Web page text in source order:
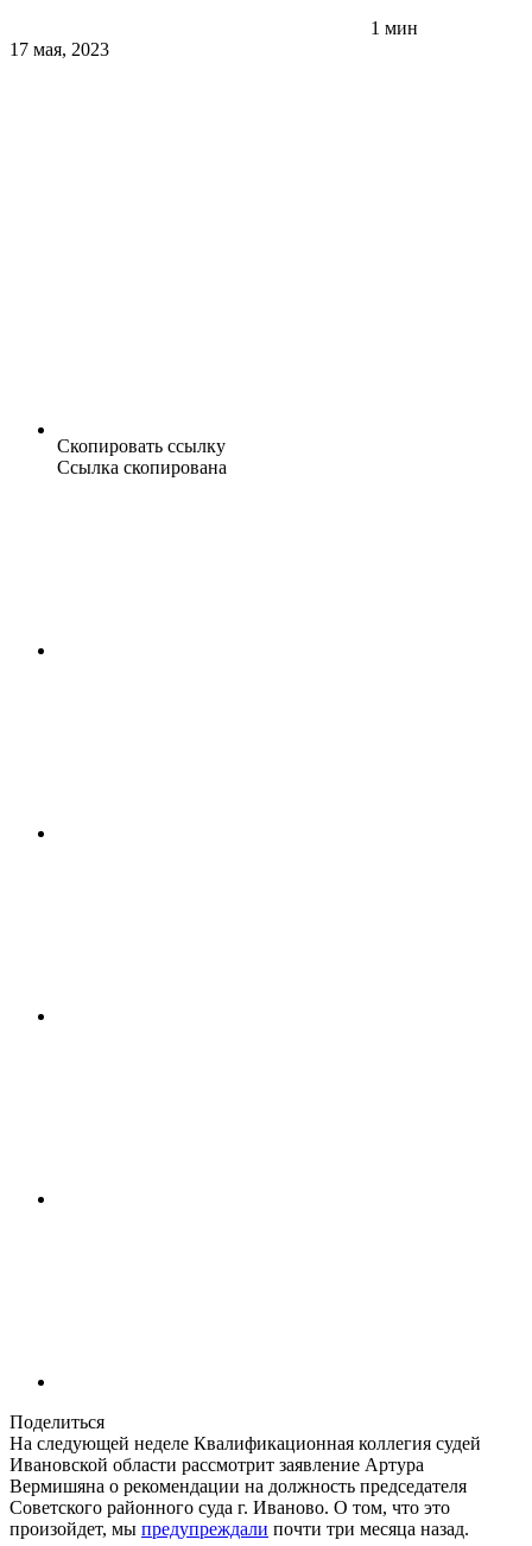
1 мин
17 мая, 2023
Скопировать ссылку
Ссылка скопирована
Поделиться
На следующей неделе Квалификационная коллегия судей
Ивановской области рассмотрит заявление Артура
Вермишяна о рекомендации на должность председателя
Советского районного суда г. Иваново. О том, что это
произойдет, мы предупреждали почти три месяца назад.